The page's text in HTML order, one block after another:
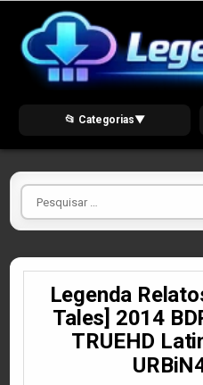
content
📂 Categorias▼
Pesquisar
por
Legenda
Tales] 2014
TRUEHD